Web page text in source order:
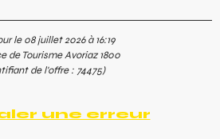
le 08 juillet 2026 à 16:19
de Tourisme Avoriaz 1800
de l'offre : 74475)
une erreur